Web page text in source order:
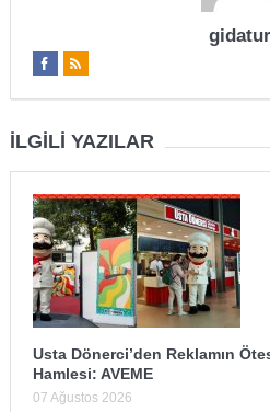
İLGILI YAZILAR
Usta Dönerci’den Reklamın
Hamlesi: AVEME
07 Ağustos 2026